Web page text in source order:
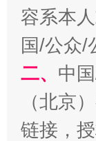
容系本
国/公众/
二、 中
（北京
链接，